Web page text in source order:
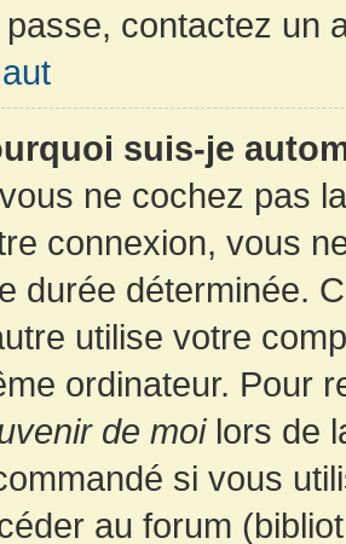
passe, contactez un
suis-je
ne cochez pas
connexion, vous
durée déterminée.
utilise votre
ordinateur. Pour
de moilors de
si vous
au forum